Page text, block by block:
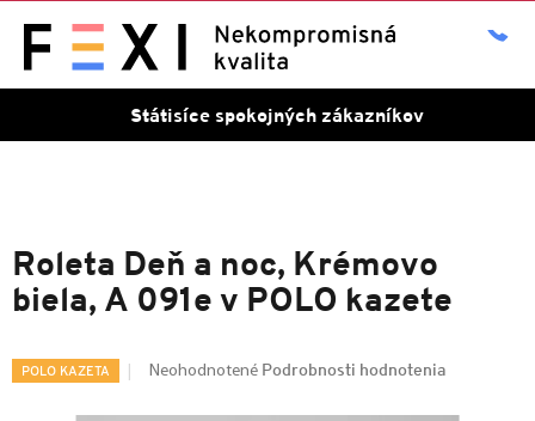
Státisíce spokojných zákazníkov
Roleta Deň a noc, Krémovo
biela, A 091e v POLO kazete
POLO KAZETA Neohodnotené Podrobnosti hodnotenia